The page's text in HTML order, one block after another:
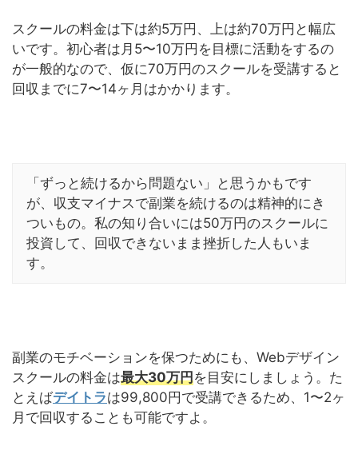
スクールの料金は下は約5万円、上は約70万円と幅広
いです。初心者は月5〜10万円を目標に活動をするの
が一般的なので、仮に70万円のスクールを受講すると
回収までに7〜14ヶ月はかかります。
「ずっと続けるから問題ない」と思うかもです
が、収支マイナスで副業を続けるのは精神的にき
ついもの。私の知り合いには50万円のスクールに
投資して、回収できないまま挫折した人もいま
す。
副業のモチベーションを保つためにも、Webデザイン
スクールの料金は最大30万円を目安にしましょう。た
とえばデイトラは99,800円で受講できるため、1〜2ヶ
月で回収することも可能ですよ。